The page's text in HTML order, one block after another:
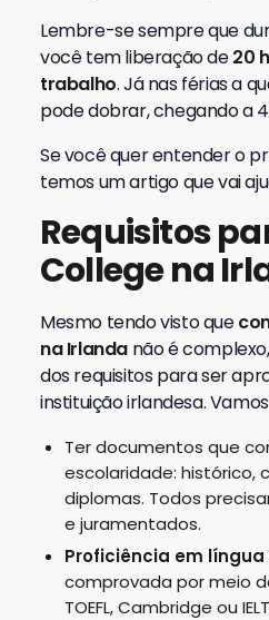
Lembre-se sempre que
você tem liberação de20
trabalho. Já nas férias a
pode dobrar, chegando a
Se você quer entender o
temos um artigo que vai
Requisitos
College na
Mesmo tendo visto que
na Irlanda não é
dos requisitos para ser
instituição irlandesa.
Ter documentos que
escolaridade: histórico,
diplomas. Todos
e juramentados.
Proficiência em língua
comprovada por meio
TOEFL, Cambridge ou